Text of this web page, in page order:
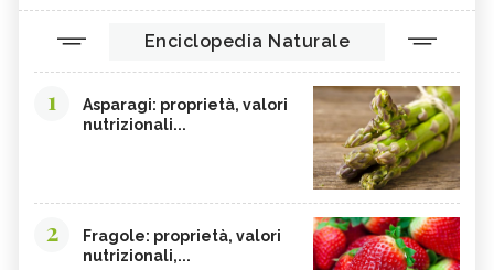
Enciclopedia Naturale
1
Asparagi: proprietà, valori
nutrizionali...
2
Fragole: proprietà, valori
nutrizionali,...